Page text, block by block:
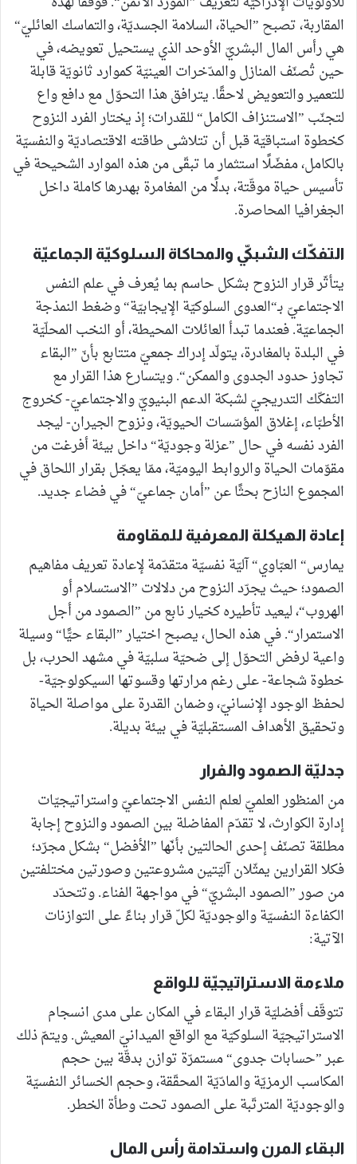
المقاربة، تصبح ”الحياة، السلامة الجسديّة، والتماسك العائليّ“
هي رأس المال البشريّ الأوحد الذي يستحيل تعويضه، في
حين تُصنّف المنازل والمدّخرات العينيّة كموارد ثانويّة قابلة
للتعمير والتعويض لاحقًا. يترافق هذا التحوّل مع دافع واع
لتجنّب ”الاستنزاف الكامل“ للقدرات؛ إذ يختار الفرد النزوح
كخطوة استباقيّة قبل أن تتلاشى طاقته الاقتصاديّة والنفسيّة
بالكامل، مفضّلًا استثمار ما تبقّى من هذه الموارد الشحيحة في
تأسيس حياة موقّتة، بدلًا من المغامرة بهدرها كاملة داخل
الجغرافيا المحاصرة.
التفكّك الشبكيّ والمحاكاة السلوكيّة الجماعيّة
يتأثّر قرار النزوح بشكل حاسم بما يُعرف في علم النفس
الاجتماعيّ بـ“العدوى السلوكيّة الإيجابيّة“ وضغط النمذجة
الجماعيّة. فعندما تبدأ العائلات المحيطة، أو النخب المحلّيّة
في البلدة بالمغادرة، يتولّد إدراك جمعيّ متتابع بأنّ ”البقاء
تجاوز حدود الجدوى والممكن“. ويتسارع هذا القرار مع
التفكّك التدريجيّ لشبكة الدعم البنيويّ والاجتماعيّ- كخروج
الأطبّاء، إغلاق المؤسّسات الحيويّة، ونزوح الجيران- ليجد
الفرد نفسه في حال ”عزلة وجوديّة“ داخل بيئة أفرغت من
مقوّمات الحياة والروابط اليوميّة، ممّا يعجّل بقرار اللحاق في
المجموع النازح بحثًا عن ”أمان جماعيّ“ في فضاء جديد.
إعادة الهيكلة المعرفية للمقاومة
يمارس“ العبّاوي“ آليّة نفسيّة متقدّمة لإعادة تعريف مفاهيم
الصمود؛ حيث يجرّد النزوح من دلالات ”الاستسلام أو
الهروب“، ليعيد تأطيره كخيار نابع من ”الصمود من أجل
الاستمرار“. في هذه الحال، يصبح اختيار ”البقاء حيًّا“ وسيلة
واعية لرفض التحوّل إلى ضحيّة سلبيّة في مشهد الحرب، بل
خطوة شجاعة- على رغم مرارتها وقسوتها السيكولوجيّة-
لحفظ الوجود الإنسانيّ، وضمان القدرة على مواصلة الحياة
وتحقيق الأهداف المستقبليّة في بيئة بديلة.
جدليّة الصمود والفرار
من المنظور العلميّ لعلم النفس الاجتماعيّ واستراتيجيّات
إدارة الكوارث، لا تقدّم المفاضلة بين الصمود والنزوح إجابة
مطلقة تصنّف إحدى الحالتين بأنّها ”الأفضل“ بشكل مجرّد؛
فكلا القرارين يمثّلان آليّتين مشروعتين وصورتين مختلفتين
من صور ”الصمود البشريّ“ في مواجهة الفناء. وتتحدّد
الكفاءة النفسيّة والوجوديّة لكلّ قرار بناءً على التوازنات
الآتية:
ملاءمة الاستراتيجيّة للواقع
تتوقّف أفضليّة قرار البقاء في المكان على مدى انسجام
الاستراتيجيّة السلوكيّة مع الواقع الميدانيّ المعيش. ويتمّ ذلك
عبر ”حسابات جدوى“ مستمرّة توازن بدقّة بين حجم
المكاسب الرمزيّة والمادّيّة المحقّقة، وحجم الخسائر النفسيّة
والوجوديّة المترتّبة على الصمود تحت وطأة الخطر.
البقاء المرن واستدامة رأس المال